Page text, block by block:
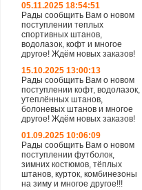
05.11.2025 18:54:51
Рады сообщить Вам о новом
поступлении теплых
спортивных штанов,
водолазок, кофт и многое
другое! Ждём новых заказов!
15.10.2025 13:00:13
Рады сообщить Вам о новом
поступлении кофт, водолазок,
утеплённых штанов,
болоневых штанов и многое
другое! Ждём новых заказов!
01.09.2025 10:06:09
Рады сообщить Вам о новом
поступлении футболок,
зимних костюмов, тёплых
штанов, курток, комбинезоны
на зиму и многое другое!!!